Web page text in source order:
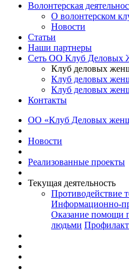
Волонтерская
О волонтерском
Новости
Статьи
Наши партнеры
Сеть ОО Клуб Деловых
Клуб деловых
Клуб деловых
Клуб деловых
Контакты
ОО «Клуб Деловых
Новости
Реализованные проекты
Текущая деятельность
Противодействие
Информационно-
Оказание помощи
людьми